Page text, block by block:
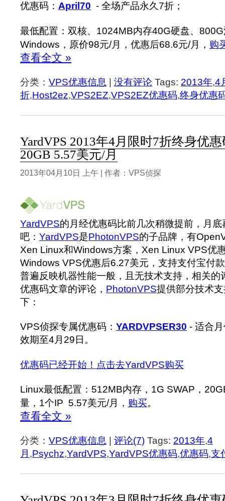
优惠码： April70 - 全场产品永久7折；
最低配置：双核、1024MB内存40G硬盘、
Windows，原价98元/月，优惠后68.6元/月， 购
查看全文 »
分类： VPS优惠信息 没有评论 Tags: 2013年,4
折,Host2ez,VPS2EZ,VPS2EZ优惠码,终身优惠
YardVPS 2013年4月限时7折终身优
20GB 5.57美元/月
2013年04月10日 上午 | 作者：VPS侦探
YardVPS的月经优惠码比前几次稍微提前，月
吧： YardVPS是PhotonVPS的子品牌，有
Xen Linux和Windows方案，Xen Linux VPS优
Windows VPS优惠后6.27美元，支持支付宝付
普遍反映机器性能一般，且无技术支持，相关的
优惠码文章的评论， PhotonVPS提供部分技术
下：
VPS侦探专属优惠码： YARDVPSER30 - 适合
效期至4月29日。
优惠码已经开始！点击去YardVPS购买
Linux最低配置：512MB内存，1G SWAP，
量，1个IP 5.57美元/月， 购买。
查看全文 »
分类： VPS优惠信息 评论(7) Tags: 2013年,4
月 ,Psychz,YardVPS,YardVPS优惠码,优惠码,支